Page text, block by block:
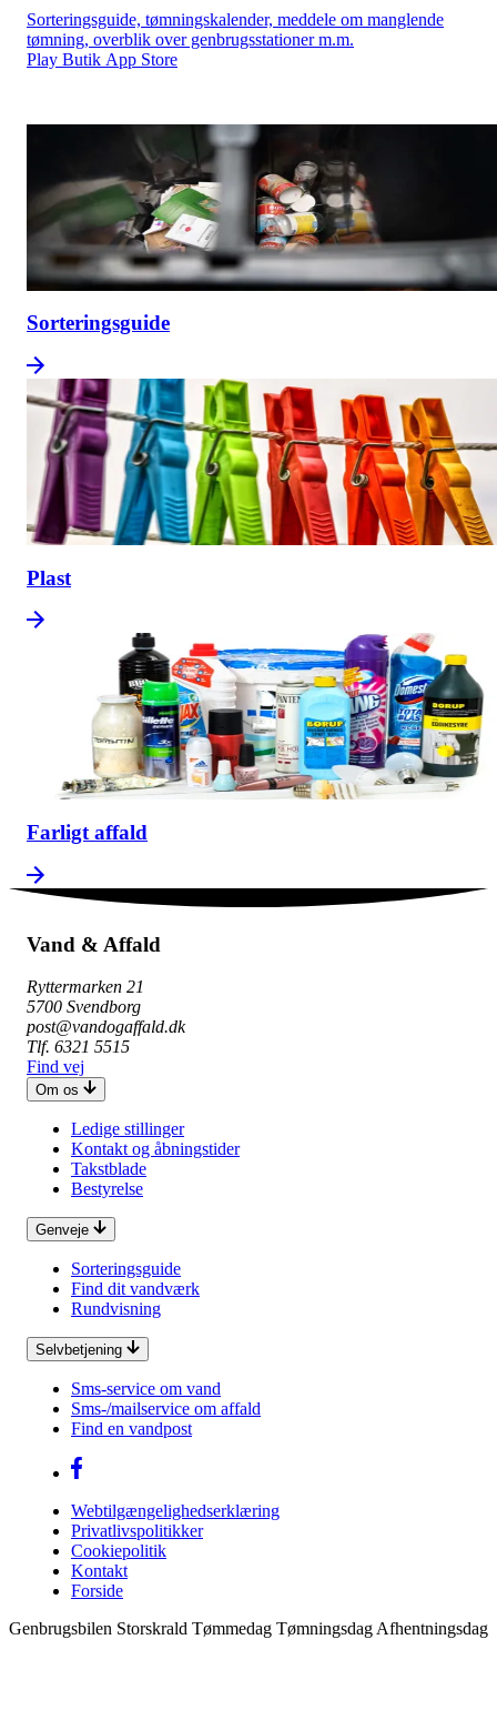
Sorteringsguide, tømningskalender, meddele om manglende
tømning, overblik over genbrugsstationer m.m.
Play Butik App Store
Sorteringsguide
Plast
Farligt affald
Vand & Affald
Ryttermarken 21
5700 Svendborg
post@vandogaffald.dk
Tlf. 6321 5515
Find vej
Om os
Ledige stillinger
Kontakt og åbningstider
Takstblade
Bestyrelse
Genveje
Sorteringsguide
Find dit vandværk
Rundvisning
Selvbetjening
Sms-service om vand
Sms-/mailservice om affald
Find en vandpost
Webtilgængelighedserklæring
Privatlivspolitikker
Cookiepolitik
Kontakt
Forside
Genbrugsbilen Storskrald Tømmedag Tømningsdag Afhentningsdag